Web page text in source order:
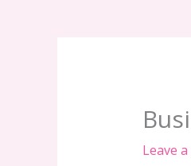
Leave